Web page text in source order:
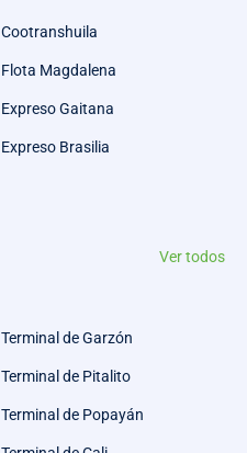
Cootranshuila
Flota Magdalena
Expreso Gaitana
Expreso Brasilia
Ver todos
Terminal de Garzón
Terminal de Pitalito
Terminal de Popayán